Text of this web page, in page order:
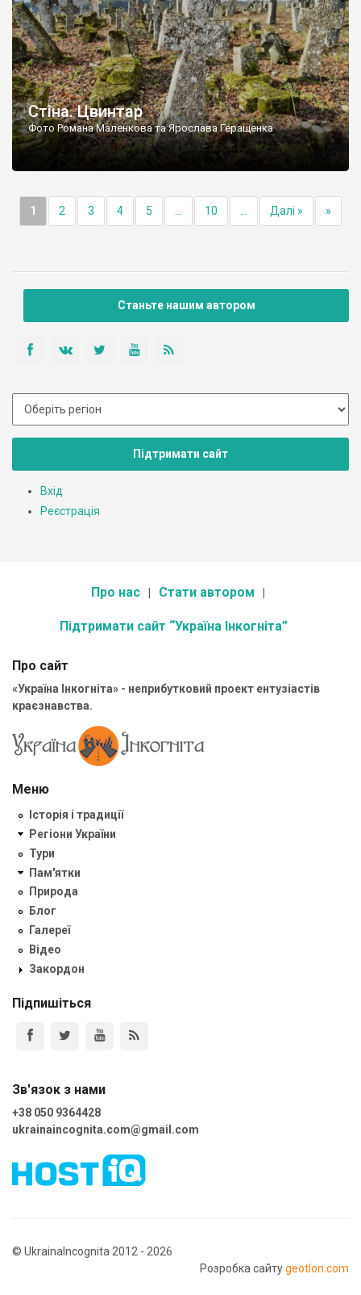
Стіна. Цвинтар
Фото Романа Маленкова та Ярослава Геращенка
1 2 3 4 5 10 Далі » »
Станьте нашим автором
Підтримати сайт
Вхід
Реєстрація
Про нас Стати автором
Підтримати сайт “Україна Інкогніта”
Про сайт
«Україна Інкогніта» - неприбутковий проект ентузіастів
краєзнавства.
Меню
Історія і традиції
Регіони України
Тури
Пам'ятки
Природа
Блог
Галереї
Відео
Закордон
Підпишіться
Зв'язок з нами
+38 050 9364428
ukrainaincognita.com@gmail.com
© UkrainaIncognita 2012 - 2026
Розробка сайтуgeotlon.com